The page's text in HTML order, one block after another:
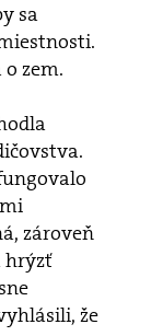
sa
zem.
zároveň
hrýzť
že